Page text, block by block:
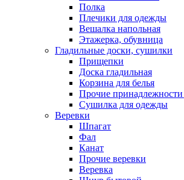
Полка
Плечики для одежды
Вешалка напольная
Этажерка, обувница
Гладильные доски, сушилки
Прищепки
Доска гладильная
Корзина для белья
Прочие принадлежности
Сушилка для одежды
Веревки
Шпагат
Фал
Канат
Прочие веревки
Веревка